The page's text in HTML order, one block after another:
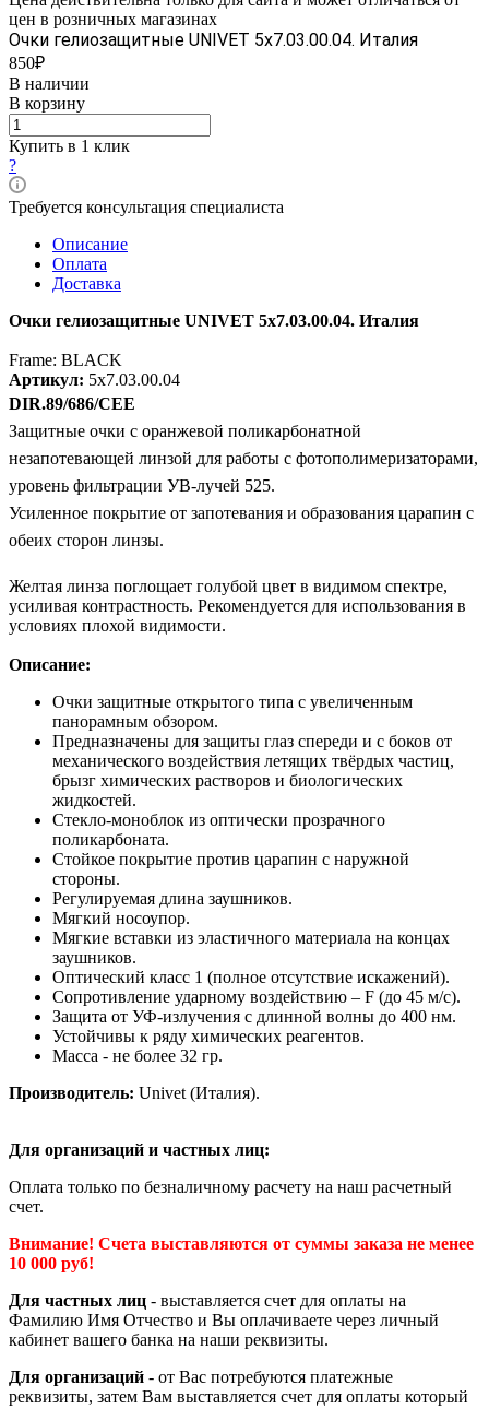
цен в розничных магазинах
Очки гелиозащитные UNIVET 5х7.03.00.04. Италия
850₽
В наличии
В корзину
Купить в 1 клик
?
Требуется консультация специалиста
Описание
Оплата
Доставка
Очки гелиозащитные UNIVET 5х7.03.00.04. Италия
Frame: BLACK
Артикул: 5х7.03.00.04
DIR.89/686/CEE
Защитные очки с оранжевой поликарбонатной
незапотевающей линзой для работы с фотополимеризаторами,
уровень фильтрации УВ-лучей 525.
Усиленное покрытие от запотевания и образования царапин с
обеих сторон линзы.
Желтая линза поглощает голубой цвет в видимом спектре,
усиливая контрастность. Рекомендуется для использования в
условиях плохой видимости.
Описание:
Очки защитные открытого типа с увеличенным
панорамным обзором.
Предназначены для защиты глаз спереди и с боков от
механического воздействия летящих твёрдых частиц,
брызг химических растворов и биологических
жидкостей.
Стекло-моноблок из оптически прозрачного
поликарбоната.
Стойкое покрытие против царапин с наружной
стороны.
Регулируемая длина заушников.
Мягкий носоупор.
Мягкие вставки из эластичного материала на концах
заушников.
Оптический класс 1 (полное отсутствие искажений).
Сопротивление ударному воздействию – F (до 45 м/c).
Защита от УФ-излучения с длинной волны до 400 нм.
Устойчивы к ряду химических реагентов.
Масса - не более 32 гр.
Производитель: Univet (Италия).
Для организаций и частных лиц:
Оплата только по безналичному расчету на наш расчетный
счет.
Внимание! Счета выставляются от суммы заказа не менее
10 000 руб!
Для частных лиц - выставляется счет для оплаты на
Фамилию Имя Отчество и Вы оплачиваете через личный
кабинет вашего банка на наши реквизиты.
Для организаций - от Вас потребуются платежные
реквизиты, затем Вам выставляется счет для оплаты который